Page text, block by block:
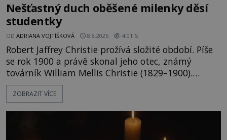
Nešťastný duch oběšené milenky děsí
studentky
OD ADRIANA VOJTÍŠKOVÁ 8.8.2026 4.0TIS
Robert Jaffrey Christie prožívá složité období. Píše
se rok 1900 a právě skonal jeho otec, známý
továrník William Mellis Christie (1829–1900).
Smutná událost je ale doprovázena ohromným
dědictvím... Robertu připadne rodinné sídlo v
ta, na niž přijde Robert, by jen tak někoho
ZOBRAZIT VÍCE